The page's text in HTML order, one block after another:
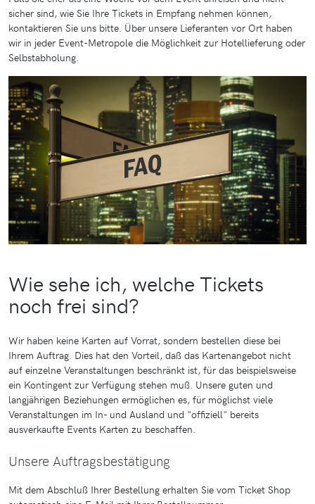
sicher sind, wie Sie Ihre Tickets in Empfang nehmen können,
kontaktieren Sie uns bitte. Über unsere Lieferanten vor Ort haben
wir in jeder Event-Metropole die Möglichkeit zur Hotellieferung oder
Selbstabholung.
Wie sehe ich, welche Tickets
noch frei sind?
Wir haben keine Karten auf Vorrat, sondern bestellen diese bei
Ihrem Auftrag. Dies hat den Vorteil, daß das Kartenangebot nicht
auf einzelne Veranstaltungen beschränkt ist, für das beispielsweise
ein Kontingent zur Verfügung stehen muß. Unsere guten und
langjährigen Beziehungen ermöglichen es, für möglichst viele
Veranstaltungen im In- und Ausland und "offiziell" bereits
ausverkaufte Events Karten zu beschaffen.
Unsere Auftragsbestätigung
Mit dem Abschluß Ihrer Bestellung erhalten Sie vom Ticket Shop